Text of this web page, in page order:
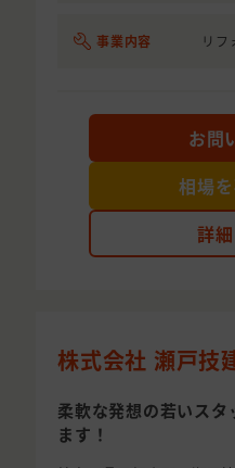
事業内容 リ
詳
お問
相場
株式会社 瀬戸技
柔軟な発想の若いス
ます！